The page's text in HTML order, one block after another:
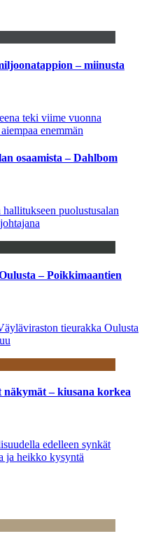
– miinusta
teki viime vuonna
enemmän
osaamista – Dahlbom
puolustusalan
– Poikkimaantien
tieurakka Oulusta
näkymät – kiusana korkea
edelleen synkät
ja heikko kysyntä